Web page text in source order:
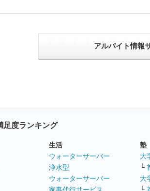
アルバイト情報
足度ランキング
生活
ウォーターサーバー
浄水型
ウォーターサーバー
塾
大
└
大